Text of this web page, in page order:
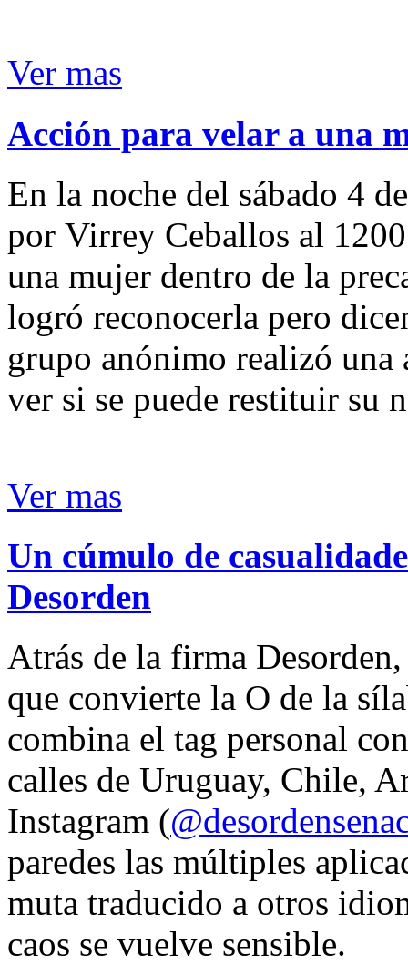
Ver mas
Acción para velar a una
En la noche del sábado 4
por Virrey Ceballos al
una mujer dentro de la
logró reconocerla pero
grupo anónimo realizó
ver si se puede restituir su
Ver mas
Un cúmulo de
Desorden
Atrás de la firma
que convierte la O de la
combina el tag personal
calles de Uruguay, Chile,
Instagram (
paredes las múltiples
muta traducido a otros
caos se vuelve sensible.